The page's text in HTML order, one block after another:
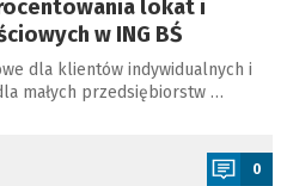
lokat i
w ING BŚ
dla klientów indywidualnych i
małych przedsiębiorstw …
0